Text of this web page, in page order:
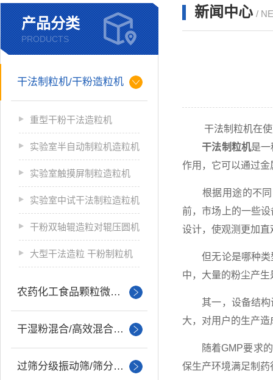
产品分类
PRODUCTS
干法制粒机/干粉造粒机
重型干粉干法造粒机
实验室半自动制粒机造粒机
实验室触摸屏制粒造粒机
实验室中试干法制粒造粒机
干粉双轴辊造粒对辊压圆机
大型干法造粒 干粉制粒机
农药化工食品颗粒微丸制粒
干湿粉混合/高效混合设备
过筛分级振动筛/筛分设备
新闻中心 /
干法制粒机在使
干法制粒机是一
作用，它可以通过
根据用途的不同，
前，市场上的一些
设计，使观测更加直
但无论是哪种类
中，大量的粉尘产
其一，设备结构设
大，对用户的生产造
随着GMP要求的
保生产环境满足制